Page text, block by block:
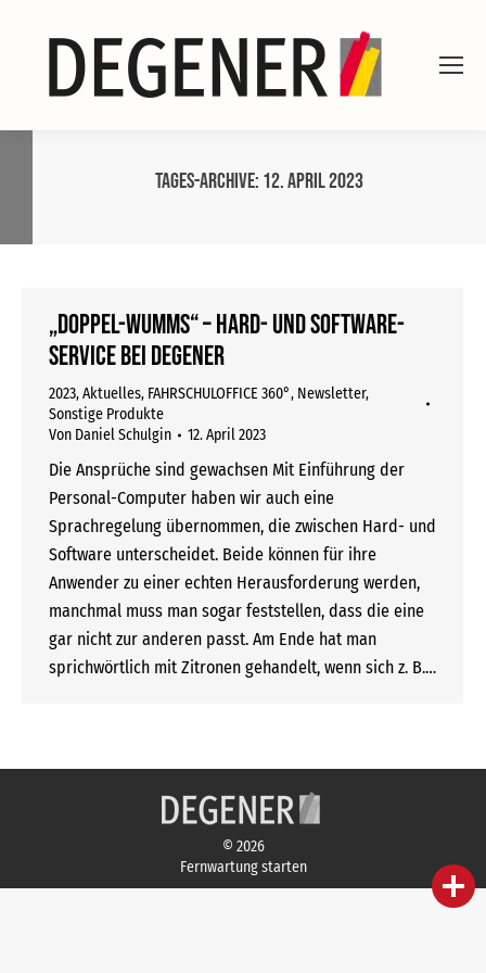
Tages-Archive: 12. April 2023
„Doppel-Wumms“ – Hard- und Software-
Service bei DEGENER
2023,Aktuelles, FAHRSCHULOFFICE 360°, Newsletter,
Sonstige Produkte
Von Daniel Schulgin 12. April 2023
Die Ansprüche sind gewachsen Mit Einführung der
Personal-Computer haben wir auch eine
Sprachregelung übernommen, die zwischen Hard- und
Software unterscheidet. Beide können für ihre
Anwender zu einer echten Herausforderung werden,
manchmal muss man sogar feststellen, dass die eine
gar nicht zur anderen passt. Am Ende hat man
sprichwörtlich mit Zitronen gehandelt, wenn sich z. B.…
© 2026
Fernwartung starten
person IHR FACHBERATER